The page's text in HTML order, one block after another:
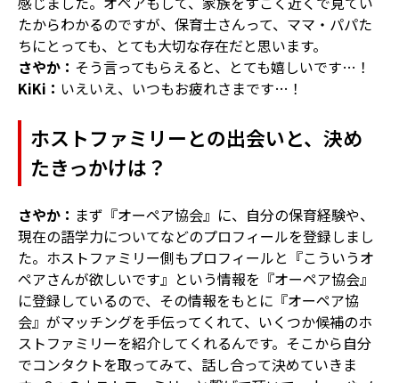
たからわかるのですが、保育士さんって、ママ・パパた
ちにとっても、とても大切な存在だと思います。
さやか： そう言ってもらえると、とても嬉しいです…！
KiKi： いえいえ、いつもお疲れさまです…！
ホストファミリーとの出会いと、決め
たきっかけは？
さやか： まず『オーペア協会』に、自分の保育経験や、
現在の語学力についてなどのプロフィールを登録しまし
た。ホストファミリー側もプロフィールと『こういうオ
ペアさんが欲しいです』という情報を『オーペア協会』
に登録しているので、その情報をもとに『オーペア協
会』がマッチングを手伝ってくれて、いくつか候補のホ
ストファミリーを紹介してくれるんです。そこから自分
でコンタクトを取ってみて、話し合って決めていきま